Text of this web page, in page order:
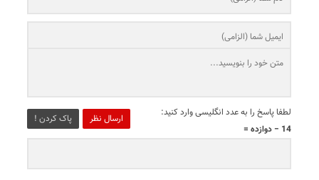
ارسال نظر پاک کردن !
لطفا پاسخ را به عدد انگلیسی وارد کنید:
14 − دوازده =